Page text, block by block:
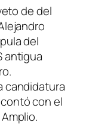
de del
del
antigua
candidatura
con el